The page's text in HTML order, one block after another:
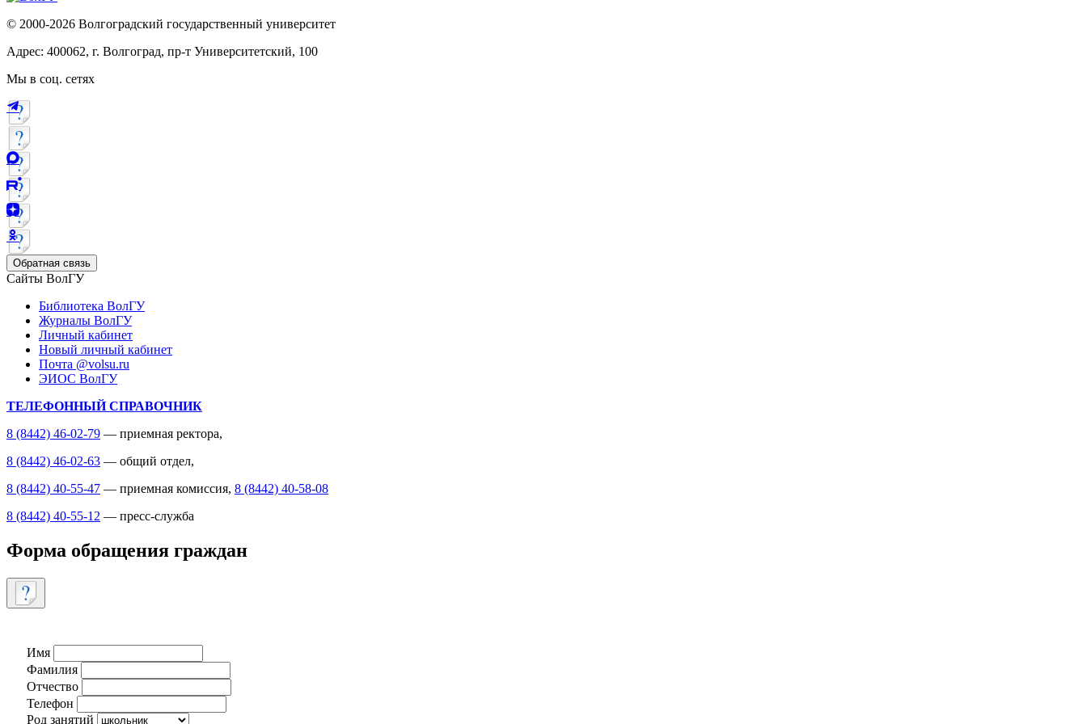
© 2000-2026 Волгоградский государственный университет
Адрес: 400062, г. Волгоград, пр-т Университетский, 100
Мы в соц. сетях
Обратная связь
Сайты ВолГУ
Библиотека ВолГУ
Журналы ВолГУ
Личный кабинет
Новый личный кабинет
Почта @volsu.ru
ЭИОС ВолГУ
ТЕЛЕФОННЫЙ СПРАВОЧНИК
8 (8442) 46-02-79 — приемная ректора,
8 (8442) 46-02-63 — общий отдел,
8 (8442) 40-55-47 — приемная комиссия, 8 (8442) 40-58-08
8 (8442) 40-55-12 — пресс-служба
Форма обращения граждан
Имя
Фамилия
Отчество
Телефон
Род занятий